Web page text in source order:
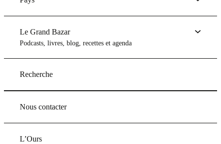
Le Grand Bazar
Podcasts, livres, blog, recettes et agenda
Recherche
Nous contacter
L’Ours